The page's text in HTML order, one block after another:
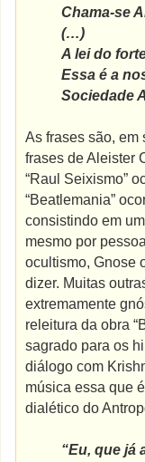
Chama-se
(…)
A lei do
Essa é a
Sociedade
As frases são,
frases de Aleister
“Raul Seixismo”
“Beatlemania”
consistindo em
mesmo por
ocultismo, Gnose
dizer. Muitas
extremamente
releitura da obra
sagrado para os
diálogo com
música essa que
dialético do
“Eu, que já